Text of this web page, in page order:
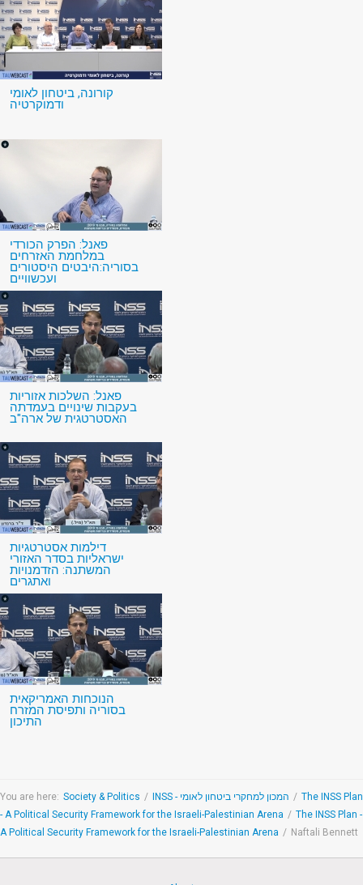
קורונה, ביטחון לאומי
ודמוקרטיה
פאנל: הפרק הכורדי
במלחמת האזרחים
בסוריה:היבטים היסטורים
ועכשוויים
פאנל: השלכות אזוריות
בעקבות שינויים בעמדתה
האסטרטגית של ארה"ב
דילמות אסטרטגיות
ישראליות בסדר האזורי
המשתנה: הזדמנויות
ואתגרים
הנוכחות האמריקאית
בסוריה ותפיסת המזרח
התיכון
You are here: Society & Politics / INSS - המכון למחקרי ביטחון לאומי / The INSS Plan
- A Political Security Framework for the Israeli-Palestinian Arena / The INSS Plan -
A Political Security Framework for the Israeli-Palestinian Arena / Naftali Bennett